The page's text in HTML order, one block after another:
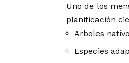
Uno de los
planificación
Árboles
Especies